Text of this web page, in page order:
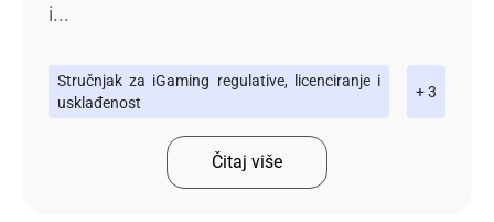
i...
Stručnjak za iGaming regulative, licenciranje i
usklađenost
+ 3
Čitaj više